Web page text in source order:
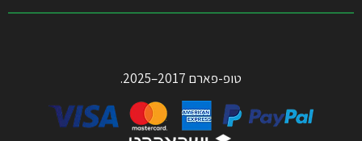
טופ-פארם 2017–2025.